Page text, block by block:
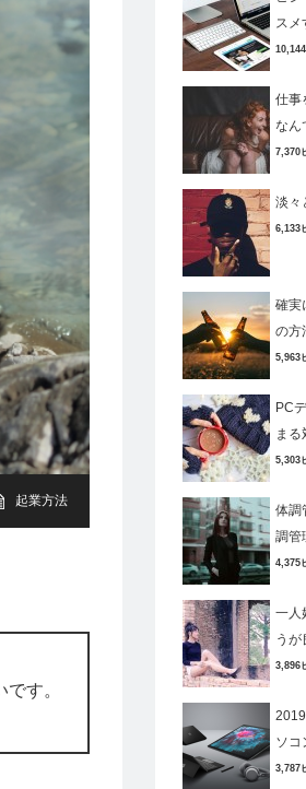
起業方法
す。
スメ
仕事
なん
7,370
淡々
6,133
確実
の方
5,963
PC
まる
5,303
体調
調管
4,375
一人
うが
3,896
ソコ
3,787